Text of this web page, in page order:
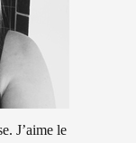
J’aime le